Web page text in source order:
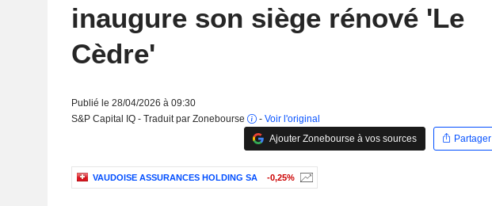
inaugure son siège rénové 'Le
Cèdre'
Publié le 28/04/2026 à 09:30
S&P Capital IQ - Traduit par Zonebourse
- Voir l'original
Ajouter Zonebourse à vos sources
Partager
VAUDOISE ASSURANCES HOLDING SA -0,25%